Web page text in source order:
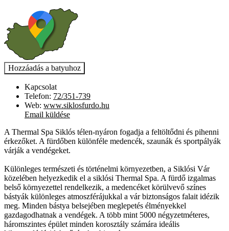
Kapcsolat
Telefon: 72/351-739
Web: www.siklosfurdo.hu
Email küldése
A Thermal Spa Siklós télen-nyáron fogadja a feltöltődni és pihenni
érkezőket. A fürdőben különféle medencék, szaunák és sportpályák
várják a vendégeket.
Különleges természeti és történelmi környezetben, a Siklósi Vár
közelében helyezkedik el a siklósi Thermal Spa. A fürdő izgalmas
belső környezettel rendelkezik, a medencéket körülvevő színes
bástyák különleges atmoszférájukkal a vár biztonságos falait idézik
meg. Minden bástya belsejében meglepetés élményekkel
gazdagodhatnak a vendégek. A több mint 5000 négyzetméteres,
háromszintes épület minden korosztály számára ideális